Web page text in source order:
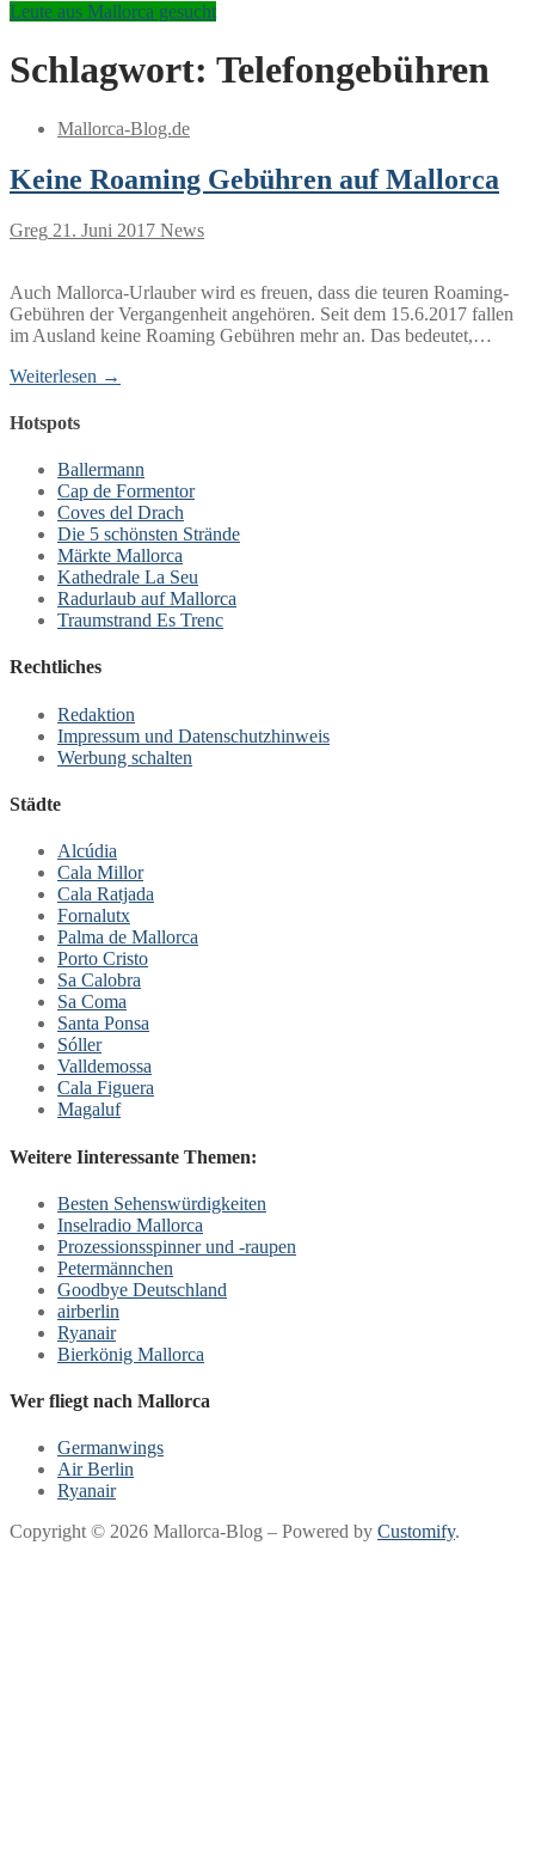
Leute aus Mallorca gesucht
Schlagwort: Telefongebühren
Mallorca-Blog.de
Keine Roaming Gebühren auf Mallorca
Greg 21. Juni 2017 News
Auch Mallorca-Urlauber wird es freuen, dass die teuren Roaming-
Gebühren der Vergangenheit angehören. Seit dem 15.6.2017 fallen
im Ausland keine Roaming Gebühren mehr an. Das bedeutet,…
Weiterlesen →
Hotspots
Ballermann
Cap de Formentor
Coves del Drach
Die 5 schönsten Strände
Märkte Mallorca
Kathedrale La Seu
Radurlaub auf Mallorca
Traumstrand Es Trenc
Rechtliches
Redaktion
Impressum und Datenschutzhinweis
Werbung schalten
Städte
Alcúdia
Cala Millor
Cala Ratjada
Fornalutx
Palma de Mallorca
Porto Cristo
Sa Calobra
Sa Coma
Santa Ponsa
Sóller
Valldemossa
Cala Figuera
Magaluf
Weitere Iinteressante Themen:
Besten Sehenswürdigkeiten
Inselradio Mallorca
Prozessionsspinner und -raupen
Petermännchen
Goodbye Deutschland
airberlin
Ryanair
Bierkönig Mallorca
Wer fliegt nach Mallorca
Germanwings
Air Berlin
Ryanair
Copyright © 2026 Mallorca-Blog – Powered by Customify.